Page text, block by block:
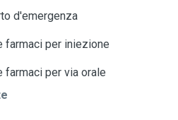
d'emergenza
farmaci per iniezione
per via orale